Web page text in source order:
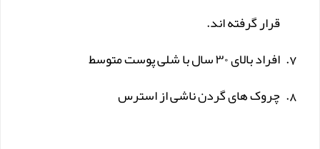
قرار گرفته اند.
افراد بالای ۳۰ سال با شلی پوست متوسط
چروک های گردن ناشی از استرس